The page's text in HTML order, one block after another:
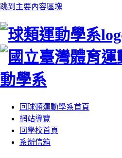
跳到主要內容區塊
:::
回球類運動學系首頁
網站導覽
回學校首頁
系辦信箱